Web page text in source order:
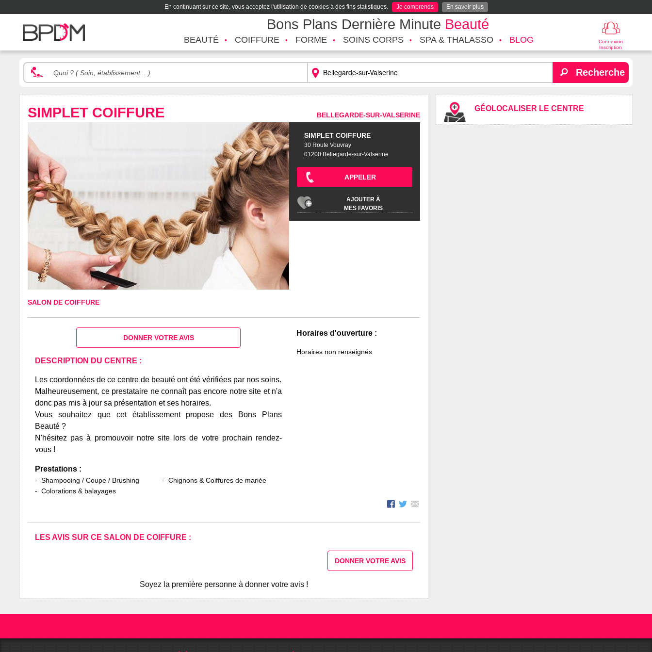
En continuant sur ce site, vous acceptez l'utilisation de cookies à des fins statistiques. Je comprends En savoir plus
Bons Plans Dernière Minute Beauté
Connexion
Inscription
BEAUTÉ COIFFURE FORME SOINS CORPS SPA & THALASSO BLOG
Recherche
GÉOLOCALISER LE CENTRE
SIMPLET COIFFURE BELLEGARDE-SUR-VALSERINE
SIMPLET COIFFURE
30 Route Vouvray
01200 Bellegarde-sur-Valserine
APPELER
AJOUTER À
MES FAVORIS
SALON DE COIFFURE
Horaires d'ouverture :
Horaires non renseignés
DONNER VOTRE AVIS
DESCRIPTION DU CENTRE :
Les coordonnées de ce centre de beauté ont été vérifiées par nos soins.
Malheureusement, ce prestataire ne connaît pas encore notre site et n'a
donc pas mis à jour sa présentation et ses horaires.
Vous souhaitez que cet établissement propose des Bons Plans
Beauté ?
N'hésitez pas à promouvoir notre site lors de votre prochain rendez-
vous !
Prestations :
Shampooing / Coupe / Brushing
Colorations & balayages
Chignons & Coiffures de mariée
LES AVIS SUR CE SALON DE COIFFURE :
DONNER VOTRE AVIS
Soyez la première personne à donner votre avis !